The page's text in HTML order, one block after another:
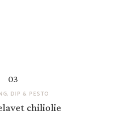
DIP & PESTO
chiliolie